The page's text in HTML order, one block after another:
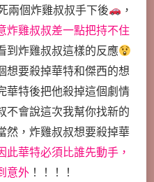
兩個炸雞叔叔手下後
，
炸雞叔叔差一點把持不住
到炸雞叔叔這樣的反應
想要殺掉華特和傑西的想
華特後把他殺掉這個劇情
不會說這次我幫你找新的
然，炸雞叔叔想要殺掉華
此華特必須比誰先動手，
意外 ！！！！